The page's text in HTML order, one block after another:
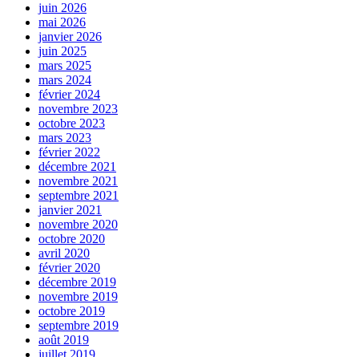
juin 2026
mai 2026
janvier 2026
juin 2025
mars 2025
mars 2024
février 2024
novembre 2023
octobre 2023
mars 2023
février 2022
décembre 2021
novembre 2021
septembre 2021
janvier 2021
novembre 2020
octobre 2020
avril 2020
février 2020
décembre 2019
novembre 2019
octobre 2019
septembre 2019
août 2019
juillet 2019